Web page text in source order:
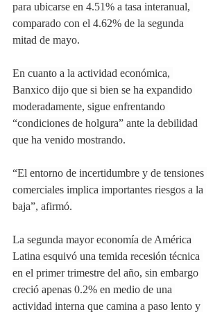
para ubicarse en 4.51% a tasa interanual,
comparado con el 4.62% de la segunda
mitad de mayo.
En cuanto a la actividad económica,
Banxico dijo que si bien se ha expandido
moderadamente, sigue enfrentando
“condiciones de holgura” ante la debilidad
que ha venido mostrando.
“El entorno de incertidumbre y de tensiones
comerciales implica importantes riesgos a la
baja”, afirmó.
La segunda mayor economía de América
Latina esquivó una temida recesión técnica
en el primer trimestre del año, sin embargo
creció apenas 0.2% en medio de una
actividad interna que camina a paso lento y